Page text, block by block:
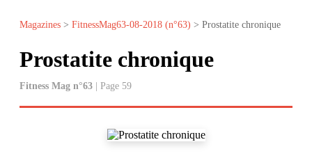
Magazines > FitnessMag63-08-2018 (n°63) > Prostatite chronique
Prostatite chronique
Fitness Mag n°63 | Page 59